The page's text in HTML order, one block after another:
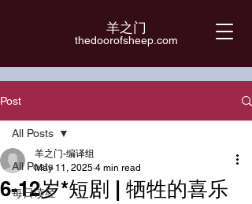
羊之门
​thedoorofsheep.com
Post
All Posts
每日读经
All Posts
6-12岁*短剧 | 牺牲的喜乐
羊之门-编译组
May 11, 2025 4 min read